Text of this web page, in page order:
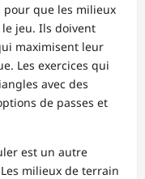
pour que les milieux
jeu. Ils doivent
maximisent leur
Les exercices qui
avec des
de passes et
est un autre
milieux de terrain